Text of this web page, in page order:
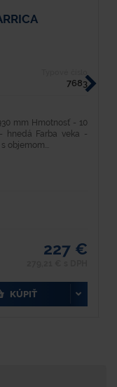
7683
mm Hmotnosť - 10
hnedá Farba veka -
objemom...
227 €
KÚPIŤ